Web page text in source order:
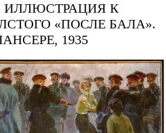
ИЛЛЮСТРАЦИЯ К
«ПОСЛЕ БАЛА».
1935